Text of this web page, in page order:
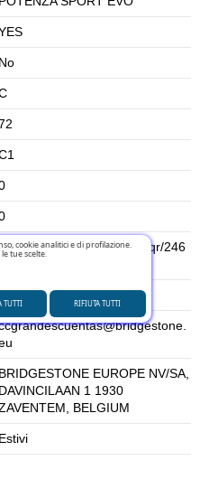
No
eprel.ec.europa.eu/qr/246
740
BRIDGESTONE EUROPE NV/SA,
DAVINCILAAN 1 1930
BELGIUM
Estivi
cookie analitici e di profilazione.
tue scelte.
RIFIUTA TUTTI
TUTTI